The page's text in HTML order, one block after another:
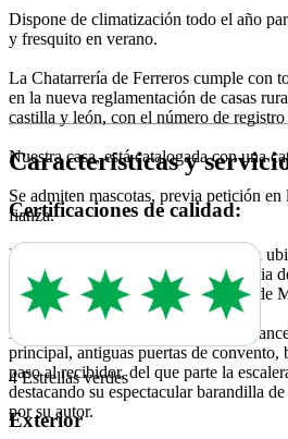
Dispone de climatización todo el año
y fresquito en verano.
La Chatarrería de Ferreros cumple con
en la nueva reglamentación de casas
castilla y león, con el número de
Nuestra casa, está catalogada con una
Se admiten mascotas, previa petición
fianza.
La casa de turismo rural se encuentra
(Segovia) dentro del área de influencia
sierra de Guadarrama, a 45 minutos
La entrada a la casa, la preside una
principal, antiguas puertas de convento,
paso al recibidor, del que parte la
destacando su espectacular barandilla
por su autor.
Características y
Certificaciones de calidad:
4 Estrellas verdes
Exterior